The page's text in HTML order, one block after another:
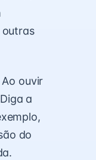
outras
Ao ouvir
a
do